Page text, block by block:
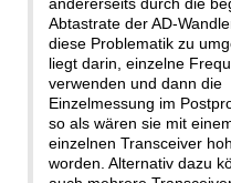
Abtastrate der AD-
diese Problematik zu
liegt darin, einzelne
verwenden und dann die
Einzelmessung im
so als wären sie mit
einzelnen Transceiver
worden. Alternativ dazu